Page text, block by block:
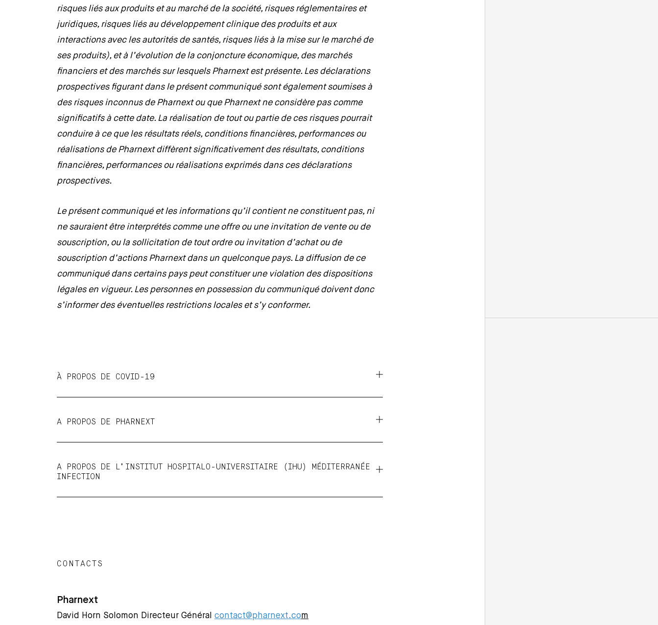
risques liés aux produits et au marché de la société, risques réglementaires et
juridiques, risques liés au développement clinique des produits et aux
interactions avec les autorités de santés, risques liés à la mise sur le marché de
ses produits), et à l’évolution de la conjoncture économique, des marchés
financiers et des marchés sur lesquels Pharnext est présente. Les déclarations
prospectives figurant dans le présent communiqué sont également soumises à
des risques inconnus de Pharnext ou que Pharnext ne considère pas comme
significatifs à cette date. La réalisation de tout ou partie de ces risques pourrait
conduire à ce que les résultats réels, conditions financières, performances ou
réalisations de Pharnext diffèrent significativement des résultats, conditions
financières, performances ou réalisations exprimés dans ces déclarations
prospectives.
Le présent communiqué et les informations qu’il contient ne constituent pas, ni
ne sauraient être interprétés comme une offre ou une invitation de vente ou de
souscription, ou la sollicitation de tout ordre ou invitation d’achat ou de
souscription d’actions Pharnext dans un quelconque pays. La diffusion de ce
communiqué dans certains pays peut constituer une violation des dispositions
légales en vigueur. Les personnes en possession du communiqué doivent donc
s’informer des éventuelles restrictions locales et s’y conformer.
À PROPOS DE COVID-19
A PROPOS DE PHARNEXT
A PROPOS DE L’INSTITUT HOSPITALO-UNIVERSITAIRE (IHU) MÉDITERRANÉE
INFECTION
CONTACTS
Pharnext
David Horn Solomon Directeur Généralcontact@pharnext.com